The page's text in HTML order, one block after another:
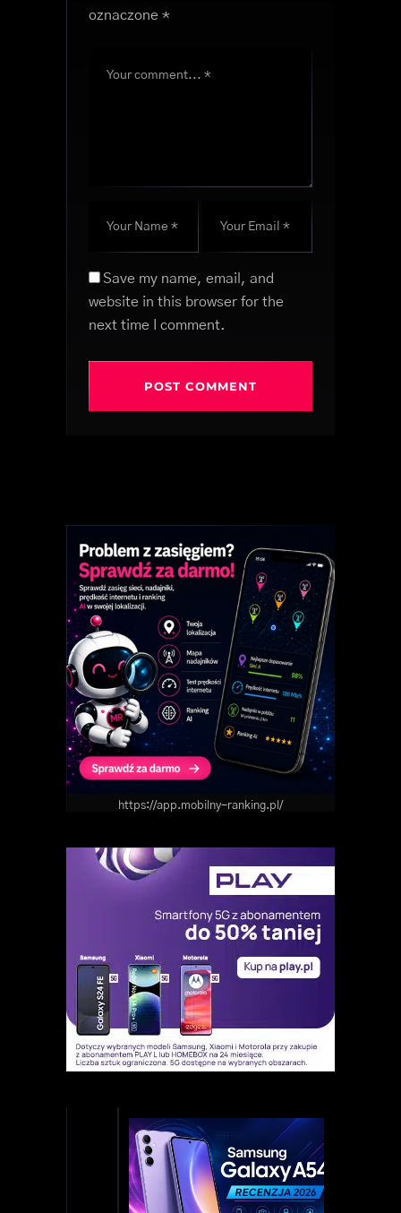
oznaczone *
Save my name, email, and
website in this browser for the
next time I comment.
https://app.mobilny-ranking.pl/